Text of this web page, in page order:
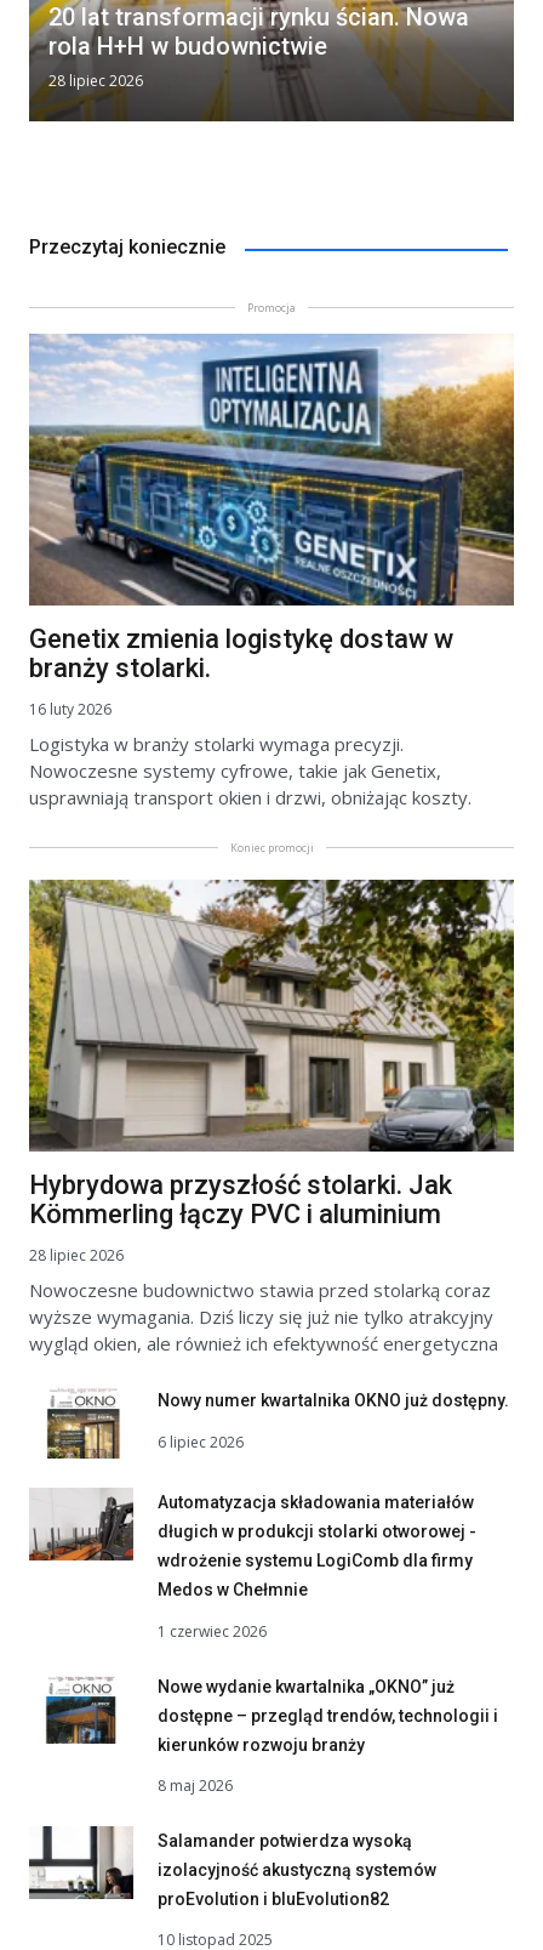
20 lat transformacji rynku ścian. Nowa
rola H+H w budownictwie
28 lipiec 2026
Przeczytaj koniecznie
Promocja
Genetix zmienia logistykę dostaw w
branży stolarki.
16 luty 2026
Logistyka w branży stolarki wymaga precyzji.
Nowoczesne systemy cyfrowe, takie jak Genetix,
usprawniają transport okien i drzwi, obniżając koszty.
Koniec promocji
Hybrydowa przyszłość stolarki. Jak
Kömmerling łączy PVC i aluminium
28 lipiec 2026
Nowoczesne budownictwo stawia przed stolarką coraz
wyższe wymagania. Dziś liczy się już nie tylko atrakcyjny
wygląd okien, ale również ich efektywność energetyczna
Nowy numer kwartalnika OKNO już dostępny.
6 lipiec 2026
Automatyzacja składowania materiałów
długich w produkcji stolarki otworowej -
wdrożenie systemu LogiComb dla firmy
Medos w Chełmnie
1 czerwiec 2026
Nowe wydanie kwartalnika „OKNO” już
dostępne – przegląd trendów, technologii i
kierunków rozwoju branży
8 maj 2026
Salamander potwierdza wysoką
izolacyjność akustyczną systemów
proEvolution i bluEvolution82
10 listopad 2025